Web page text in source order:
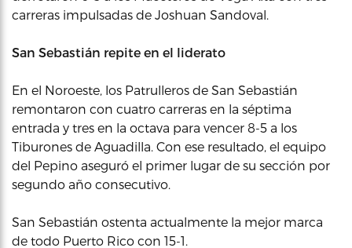
carreras impulsadas de Joshuan Sandoval.
San Sebastián repite en el liderato
En el Noroeste, los Patrulleros de San Sebastián
remontaron con cuatro carreras en la séptima
entrada y tres en la octava para vencer 8-5 a los
Tiburones de Aguadilla. Con ese resultado, el equipo
del Pepino aseguró el primer lugar de su sección por
segundo año consecutivo.
San Sebastián ostenta actualmente la mejor marca
de todo Puerto Rico con 15-1.